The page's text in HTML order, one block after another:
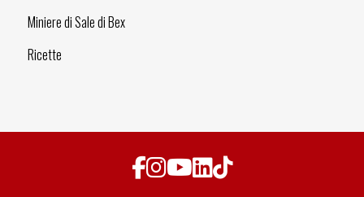
Miniere di Sale di Bex
Ricette